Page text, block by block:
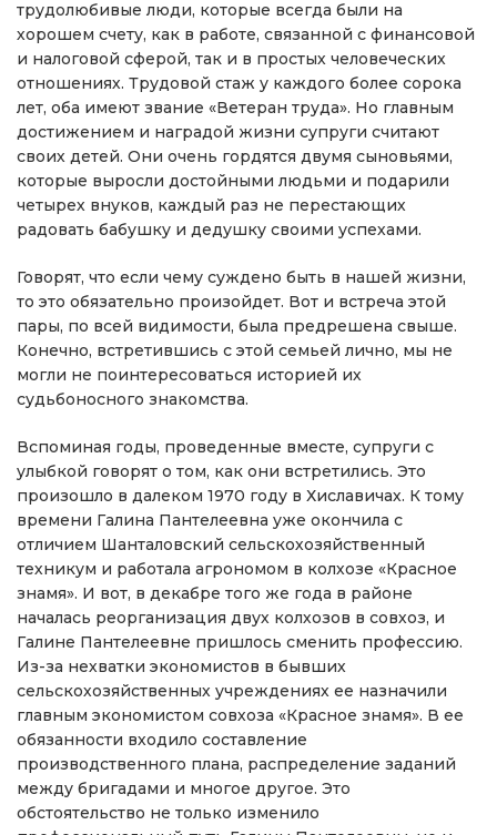
трудолюбивые люди, которые всегда были на
хорошем счету, как в работе, связанной с финансовой
и налоговой сферой, так и в простых человеческих
отношениях. Трудовой стаж у каждого более сорока
лет, оба имеют звание «Ветеран труда». Но главным
достижением и наградой жизни супруги считают
своих детей. Они очень гордятся двумя сыновьями,
которые выросли достойными людьми и подарили
четырех внуков, каждый раз не перестающих
радовать бабушку и дедушку своими успехами.
Говорят, что если чему суждено быть в нашей жизни,
то это обязательно произойдет. Вот и встреча этой
пары, по всей видимости, была предрешена свыше.
Конечно, встретившись с этой семьей лично, мы не
могли не поинтересоваться историей их
судьбоносного знакомства.
Вспоминая годы, проведенные вместе, супруги с
улыбкой говорят о том, как они встретились. Это
произошло в далеком 1970 году в Хиславичах. К тому
времени Галина Пантелеевна уже окончила с
отличием Шанталовский сельскохозяйственный
техникум и работала агрономом в колхозе «Красное
знамя». И вот, в декабре того же года в районе
началась реорганизация двух колхозов в совхоз, и
Галине Пантелеевне пришлось сменить профессию.
Из-за нехватки экономистов в бывших
сельскохозяйственных учреждениях ее назначили
главным экономистом совхоза «Красное знамя». В ее
обязанности входило составление
производственного плана, распределение заданий
между бригадами и многое другое. Это
обстоятельство не только изменило